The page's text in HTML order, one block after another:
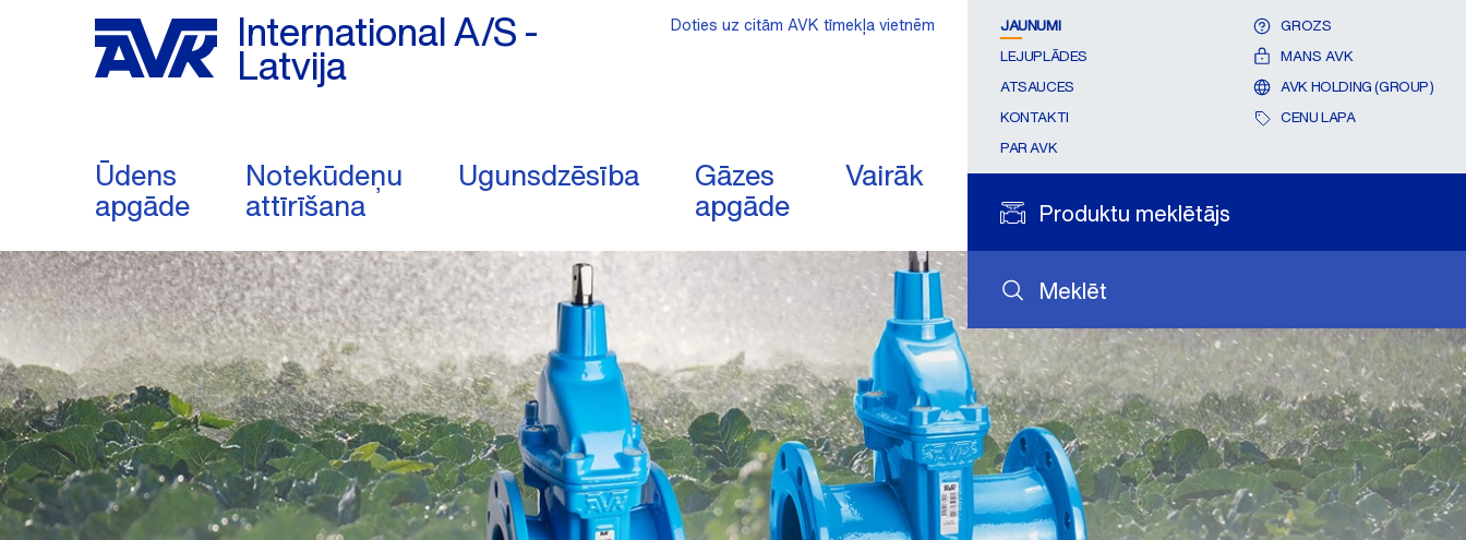
International A/S -
Latvija
Ūdens
apgāde
Notekūdeņu
attīrīšana
Ugunsdzēsība Gāzes
apgāde
Vairāk
Meklēt
Produktu meklētājs
JAUNUMI
LEJUPLĀDES
ATSAUCES
KONTAKTI
PAR AVK
GROZS
MANS AVK
AVK HOLDING (GROUP)
CENU LAPA
Doties uz citām AVK tīmekļa vietnēm